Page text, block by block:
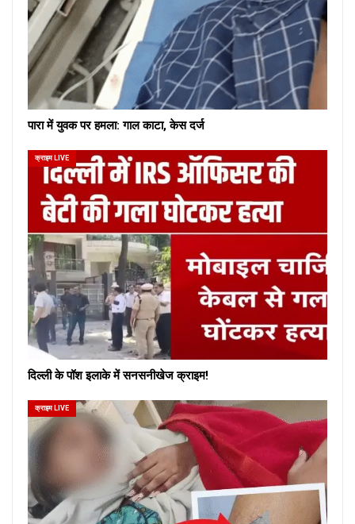
पारा में युवक पर हमला: गाल काटा, केस दर्ज
क्राइम LIVE
दिल्ली के पॉश इलाके में सनसनीखेज क्राइम!
क्राइम LIVE